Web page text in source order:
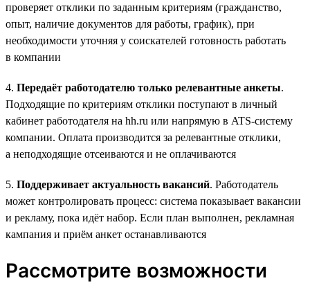
проверяет отклики по заданным критериям (гражданство,
опыт, наличие документов для работы, график), при
необходимости уточняя у соискателей готовность работать
в компании
4. Передаёт работодателю только релевантные анкеты.
Подходящие по критериям отклики поступают в личный
кабинет работодателя на hh.ru или напрямую в ATS-систему
компании. Оплата производится за релевантные отклики,
а неподходящие отсеиваются и не оплачиваются
5. Поддерживает актуальность вакансий. Работодатель
может контролировать процесс: система показывает вакансии
и рекламу, пока идёт набор. Если план выполнен, рекламная
кампания и приём анкет останавливаются
Рассмотрите возможности